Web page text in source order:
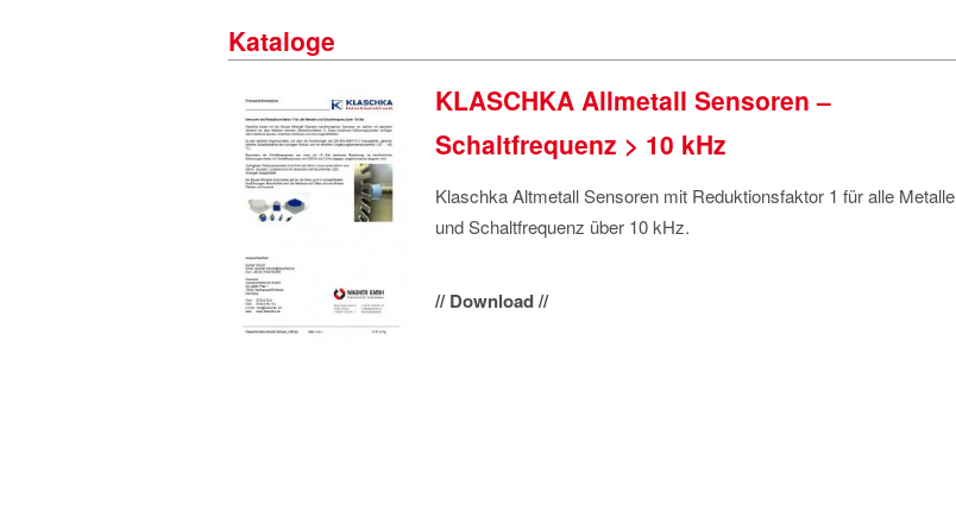
Kataloge
KLASCHKA Allmetall Sensoren –
Schaltfrequenz > 10 kHz
Klaschka Altmetall Sensoren mit Reduktionsfaktor 1 für alle Metalle
und Schaltfrequenz über 10 kHz.
// Download //